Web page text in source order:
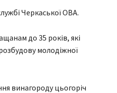
Черкаської ОВА.
до 35 років, які
молодіжної
винагороду цьогоріч